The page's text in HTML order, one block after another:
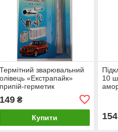
Термітний зварювальний
олівець «Екстрапайк»
припій-герметик
149₴
Купити
10
154